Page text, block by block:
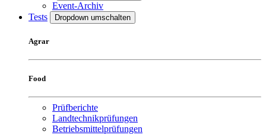
Event-Archiv
Tests
Dropdown umschalten
Agrar
Food
Prüfberichte
Landtechnikprüfungen
Betriebsmittelprüfungen